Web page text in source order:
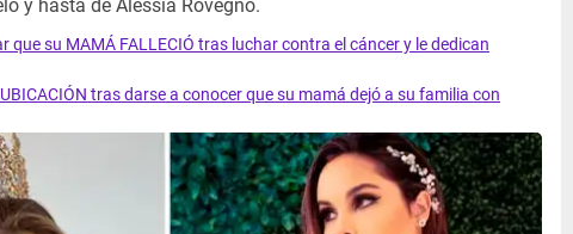
y hasta de Alessia Rovegno.
que su MAMÁ FALLECIÓ tras luchar contra el cáncer y le dedican
tras darse a conocer que su mamá dejó a su familia con